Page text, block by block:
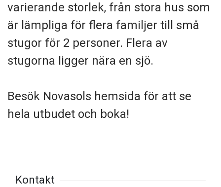
varierande storlek, från stora hus som
är lämpliga för flera familjer till små
stugor för 2 personer. Flera av
stugorna ligger nära en sjö.
Besök Novasols hemsida för att se
hela utbudet och boka!
Kontakt